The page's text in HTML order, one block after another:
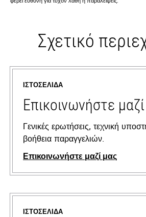
Σχετικό
ΙΣΤΟΣΕΛΊΔΑ
Επικοινωνήστε
Γενικές ερωτήσεις, τεχνική
βοήθεια παραγγελιών.
Επικοινωνήστε μαζί μας
ΙΣΤΟΣΕΛΊΔΑ